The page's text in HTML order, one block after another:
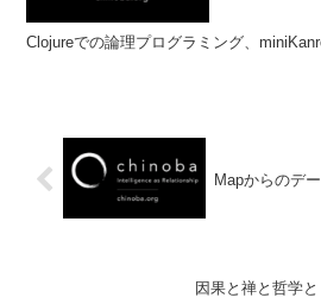
Clojureでの論理プログラミング、
Mapからのデ
因果と禅と哲学と